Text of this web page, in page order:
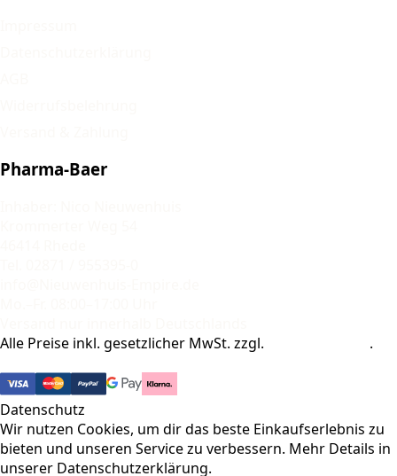
Pharma-Baer
Alle Preise inkl. gesetzlicher MwSt. zzgl.
.
Datenschutz
Wir nutzen Cookies, um dir das beste Einkaufserlebnis zu
bieten und unseren Service zu verbessern. Mehr Details in
unserer Datenschutzerklärung.